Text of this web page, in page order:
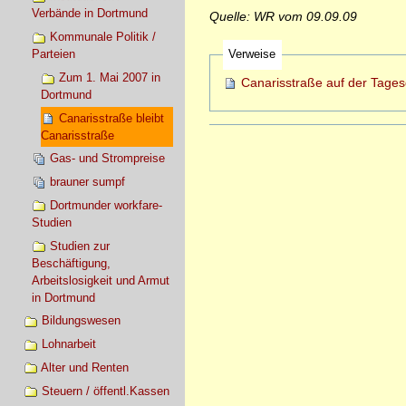
Verbände in Dortmund
Kommunale Politik /
Parteien
Zum 1. Mai 2007 in
Dortmund
Canarisstraße bleibt
Canarisstraße
Gas- und Strompreise
brauner sumpf
Dortmunder workfare-
Studien
Studien zur
Beschäftigung,
Arbeitslosigkeit und Armut
in Dortmund
Bildungswesen
Lohnarbeit
Alter und Renten
Steuern / öffentl.Kassen
Quelle: WR vom 09.09.09
Verweise
Canarisstraße auf der